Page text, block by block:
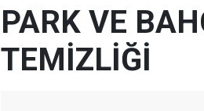
PARK VE
TEMİZLİĞİ